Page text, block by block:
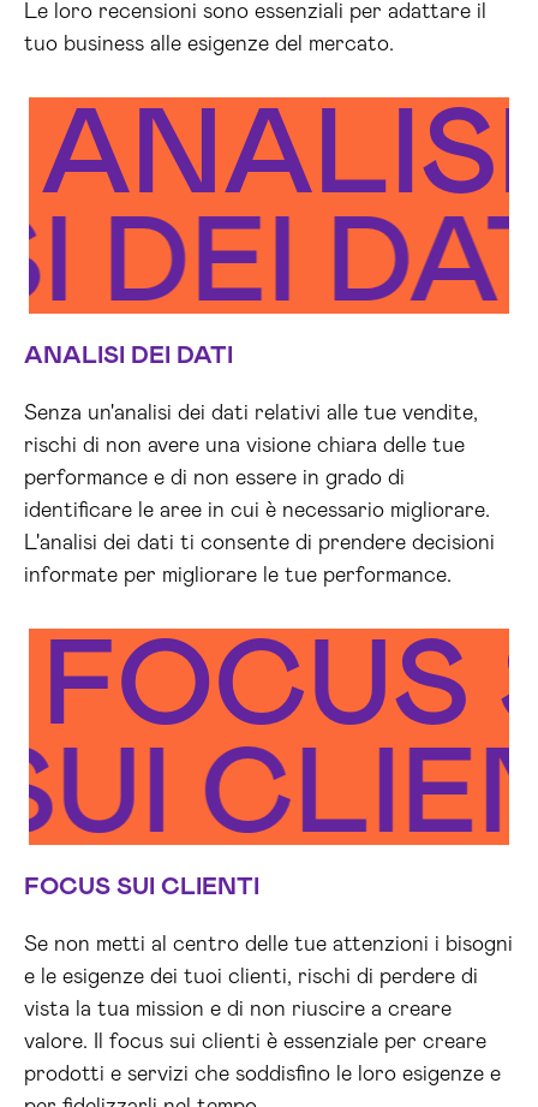
Le loro recensioni sono essenziali per adattare il
tuo business alle esigenze del mercato.
ANALISI
DEI
ANALISI DEI DATI
Senza un'analisi dei dati relativi alle tue vendite,
rischi di non avere una visione chiara delle tue
performance e di non essere in grado di
identificare le aree in cui è necessario migliorare.
L'analisi dei dati ti consente di prendere decisioni
informate per migliorare le tue performance.
FOCUS
SUI
FOCUS SUI CLIENTI
Se non metti al centro delle tue attenzioni i bisogni
e le esigenze dei tuoi clienti, rischi di perdere di
vista la tua mission e di non riuscire a creare
valore. Il focus sui clienti è essenziale per creare
prodotti e servizi che soddisfino le loro esigenze e